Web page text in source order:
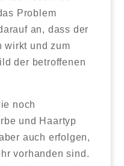
Problem
an, dass der
wirkt und zum
der betroffenen
noch
und Haartyp
auch erfolgen,
vorhanden sind.